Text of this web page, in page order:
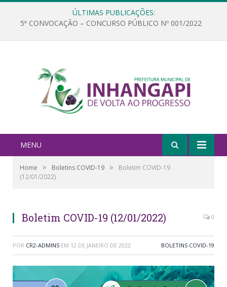
ÚLTIMAS PUBLICAÇÕES:
5ª CONVOCAÇÃO – CONCURSO PÚBLICO Nº 001/2022
MENU
Home » Boletins COVID-19 »
Boletim COVID-19
(12/01/2022)
Boletim COVID-19 (12/01/2022) 0
POR CR2-ADMIN5 EM 12 DE JANEIRO DE 2022 BOLETINS COVID-19